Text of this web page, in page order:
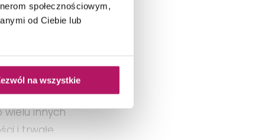
społecznościowym,
od Ciebie lub
na wszystkie
podłogi w
wielu innych
i trwałe,